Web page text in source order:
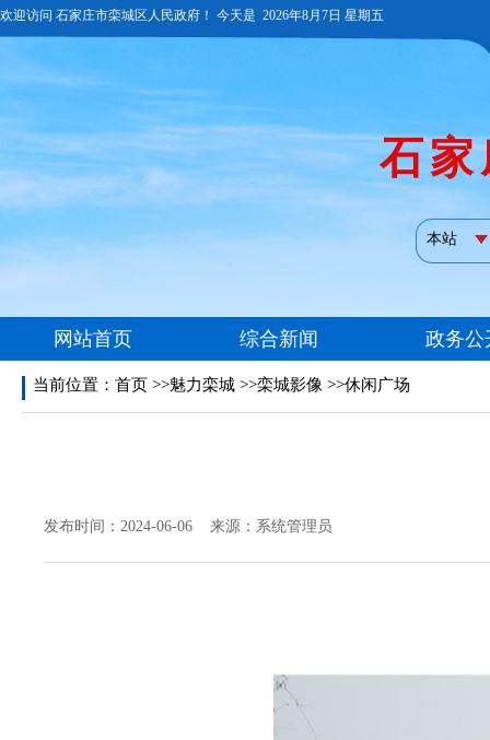
当前位置： 首页 >>魅力栾城 >>栾城影像 >>休闲广场
发布时间：2024-06-06 来源：系统管理员